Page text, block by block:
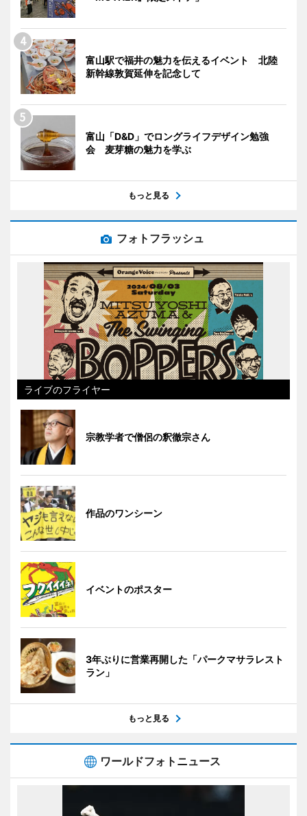
富山駅で福井の魅力を伝えるイベント 北陸
新幹線敦賀延伸を記念して
富山「D&D」でロングライフデザイン勉強
会 麦芽糖の魅力を学ぶ
もっと見る
フォトフラッシュ
ライブのフライヤー
宗教学者で僧侶の釈徹宗さん
作品のワンシーン
イベントのポスター
3年ぶりに営業再開した「パークマサラレスト
ラン」
もっと見る
ワールドフォトニュース